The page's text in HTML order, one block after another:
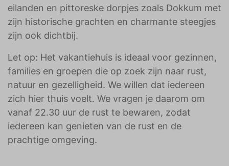
eilanden en pittoreske dorpjes zoals Dokkum met
zijn historische grachten en charmante steegjes
zijn ook dichtbij.
Let op: Het vakantiehuis is ideaal voor gezinnen,
families en groepen die op zoek zijn naar rust,
natuur en gezelligheid. We willen dat iedereen
zich hier thuis voelt. We vragen je daarom om
vanaf 22.30 uur de rust te bewaren, zodat
iedereen kan genieten van de rust en de
prachtige omgeving.